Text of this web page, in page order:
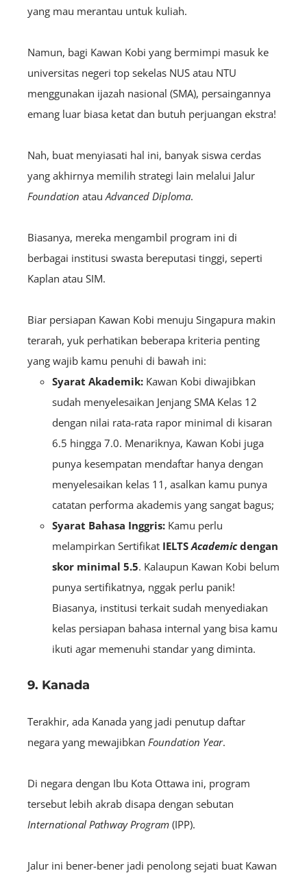
yang mau merantau untuk kuliah.
Namun, bagi Kawan Kobi yang bermimpi masuk ke
universitas negeri top sekelas NUS atau NTU
menggunakan ijazah nasional (SMA), persaingannya
emang luar biasa ketat dan butuh perjuangan ekstra!
Nah, buat menyiasati hal ini, banyak siswa cerdas
yang akhirnya memilih strategi lain melalui Jalur
Foundation atau Advanced Diploma.
Biasanya, mereka mengambil program ini di
berbagai institusi swasta bereputasi tinggi, seperti
Kaplan atau SIM.
Biar persiapan Kawan Kobi menuju Singapura makin
terarah, yuk perhatikan beberapa kriteria penting
yang wajib kamu penuhi di bawah ini:
Syarat Akademik: Kawan Kobi diwajibkan
sudah menyelesaikan Jenjang SMA Kelas 12
dengan nilai rata-rata rapor minimal di kisaran
6.5 hingga 7.0. Menariknya, Kawan Kobi juga
punya kesempatan mendaftar hanya dengan
menyelesaikan kelas 11, asalkan kamu punya
catatan performa akademis yang sangat bagus;
Syarat Bahasa Inggris: Kamu perlu
melampirkan Sertifikat IELTSAcademicdengan
skor minimal 5.5. Kalaupun Kawan Kobi belum
punya sertifikatnya, nggak perlu panik!
Biasanya, institusi terkait sudah menyediakan
kelas persiapan bahasa internal yang bisa kamu
ikuti agar memenuhi standar yang diminta.
9. Kanada
Terakhir, ada Kanada yang jadi penutup daftar
negara yang mewajibkan Foundation Year.
Di negara dengan Ibu Kota Ottawa ini, program
tersebut lebih akrab disapa dengan sebutan
International Pathway Program (IPP).
Jalur ini bener-bener jadi penolong sejati buat Kawan